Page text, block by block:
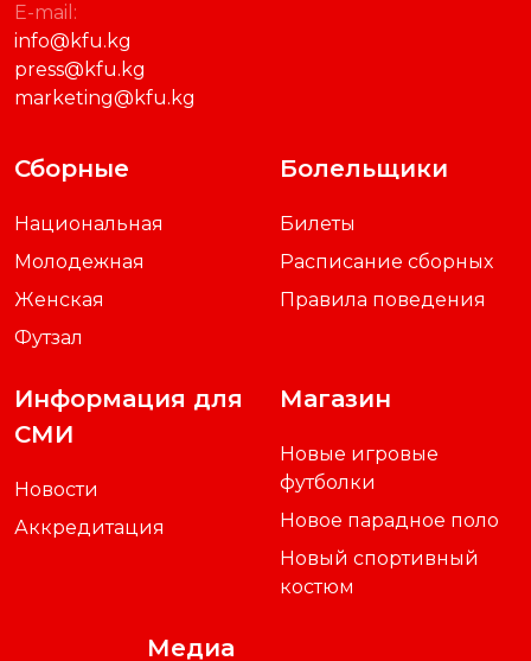
E-mail:
info@kfu.kg
press@kfu.kg
marketing@kfu.kg
Сборные
Национальная
Молодежная
Женская
Футзал
Болельщики
Билеты
Расписание сборных
Правила поведения
Информация для
СМИ
Новости
Аккредитация
Магазин
Новые игровые
футболки
Новое парадное поло
Новый спортивный
костюм
Медиа